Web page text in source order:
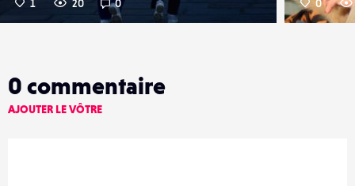
1 20 0 0
0 commentaire
AJOUTER LE VÔTRE